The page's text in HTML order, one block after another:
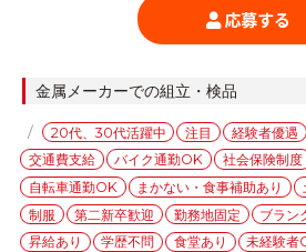
応募する
ゴ
リ
ー
金属メーカーでの組立・検品
タ
グ
20代、30代活躍中 注目 経験者優遇
交通費支給
バイク通勤OK 社会保険制度
自転車通勤OK
まかない・食事補助あり
制服
第二新卒歓迎 勤務地固定 ブラン
昇給あり
学歴不問 食堂あり 未経験者